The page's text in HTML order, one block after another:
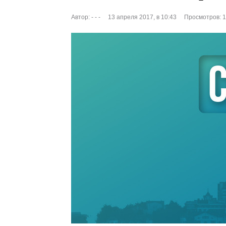
Автор: - - - 13 апреля 2017, в 10:43 Просмотров: